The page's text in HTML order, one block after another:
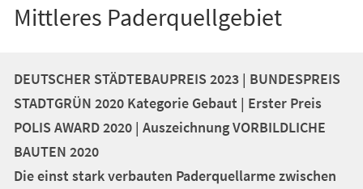
Mittleres Paderquellgebiet
DEUTSCHER STÄDTEBAUPREIS 2023 | BUNDESPREIS
STADTGRÜN 2020 Kategorie Gebaut | Erster Preis
POLIS AWARD 2020 | Auszeichnung VORBILDLICHE
BAUTEN 2020
Die einst stark verbauten Paderquellarme zwischen